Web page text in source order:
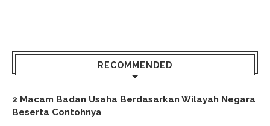
RECOMMENDED
2 Macam Badan Usaha Berdasarkan Wilayah Negara
Beserta Contohnya